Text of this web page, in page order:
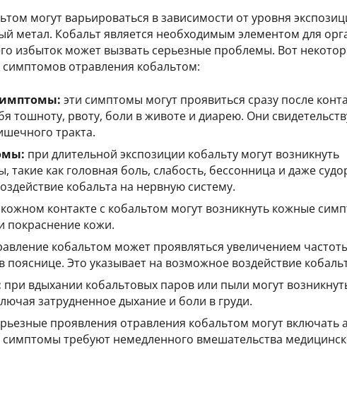
могут варьироваться в зависимости от уровня
метал. Кобальт является необходимым элементом для
избыток может вызвать серьезные проблемы. Вот
отравления кобальтом:
эти симптомы могут проявиться сразу после
тошноту, рвоту, боли в животе и диарею. Они
тракта.
при длительной экспозиции кобальту могут возникнуть
такие как головная боль, слабость, бессонница и даже
кобальта на нервную систему.
контакте с кобальтом могут возникнуть кожные
покраснение кожи.
кобальтом может проявляться увеличением
Это указывает на возможное воздействие
при вдыхании кобальтовых паров или пыли могут
затрудненное дыхание и боли в груди.
проявления отравления кобальтом могут включать
симптомы требуют немедленного вмешательства